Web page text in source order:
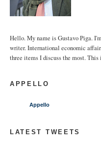
Hello. My name is Gustavo Piga.
writer. International economic
three items I discuss the most. This
APPELLO
Appello
LATEST TWEETS